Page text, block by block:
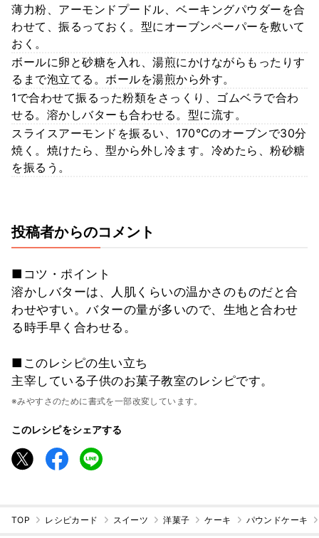
薄力粉、アーモンドプードル、ベーキングパウダーを合
わせて、振るっておく。型にオーブンペーパーを敷いて
おく。
ボールに卵と砂糖を入れ、湯煎にかけながらもったりす
るまで泡立てる。ボールを湯煎から外す。
1で合わせて振るった粉類をさっくり、ゴムベラで合わ
せる。溶かしバターも合わせる。型に流す。
スライスアーモンドを振るい、170℃のオーブンで30分
焼く。焼けたら、型から外し冷ます。冷めたら、粉砂糖
を振るう。
投稿者からのコメント
■コツ・ポイント
溶かしバターは、人肌くらいの温かさのものだと合
わせやすい。バターの量が多いので、生地と合わせ
る時手早く合わせる。
■このレシピの生い立ち
主宰している子供のお菓子教室のレシピです。
※みやすさのために書式を一部改変しています。
このレシピをシェアする
TOP レシピカード スイーツ 洋菓子 ケーキ パウンドケーキ